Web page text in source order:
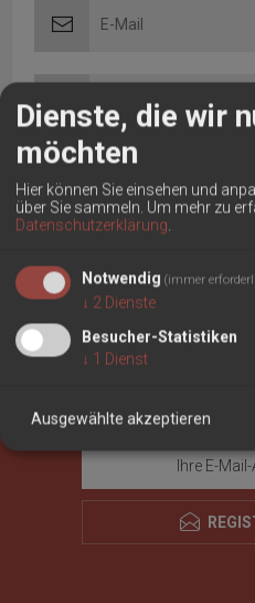
Sich an mich erinnern?
Dienste, die wir
möchten
Hier können Sie einsehen und
über Sie sammeln. Um mehr zu
Datenschutzerklärung.
Notwendig (immer
↓ 2 Dienste
Besucher-Statistiken
↓ 1 Dienst
Ausgewählte akzeptieren